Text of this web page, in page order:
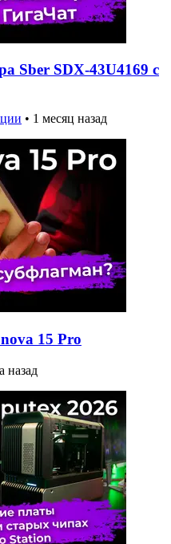
Sber SDX-43U4169 с
• 1 месяц назад
15 Pro
назад